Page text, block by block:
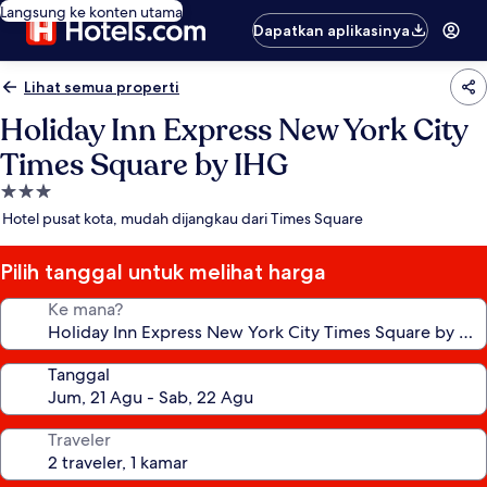
Langsung ke konten utama
Dapatkan aplikasinya
Lihat semua properti
Holiday Inn Express New York City
Times Square by IHG
Properti
bintang
Hotel pusat kota, mudah dijangkau dari Times Square
Pilih tanggal untuk melihat harga
Ke mana?
Tanggal
Traveler